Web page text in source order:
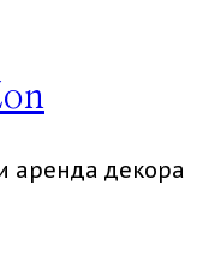
аренда декора